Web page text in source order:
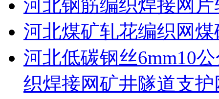
河北钢筋编织焊接网
河北煤矿轧花编织网
河北低碳钢丝6mm10
织焊接网矿井隧道支护